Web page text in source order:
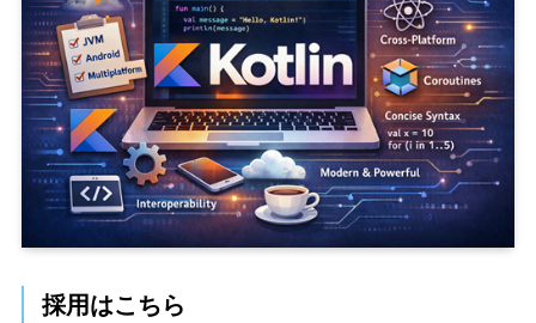
採用はこちら